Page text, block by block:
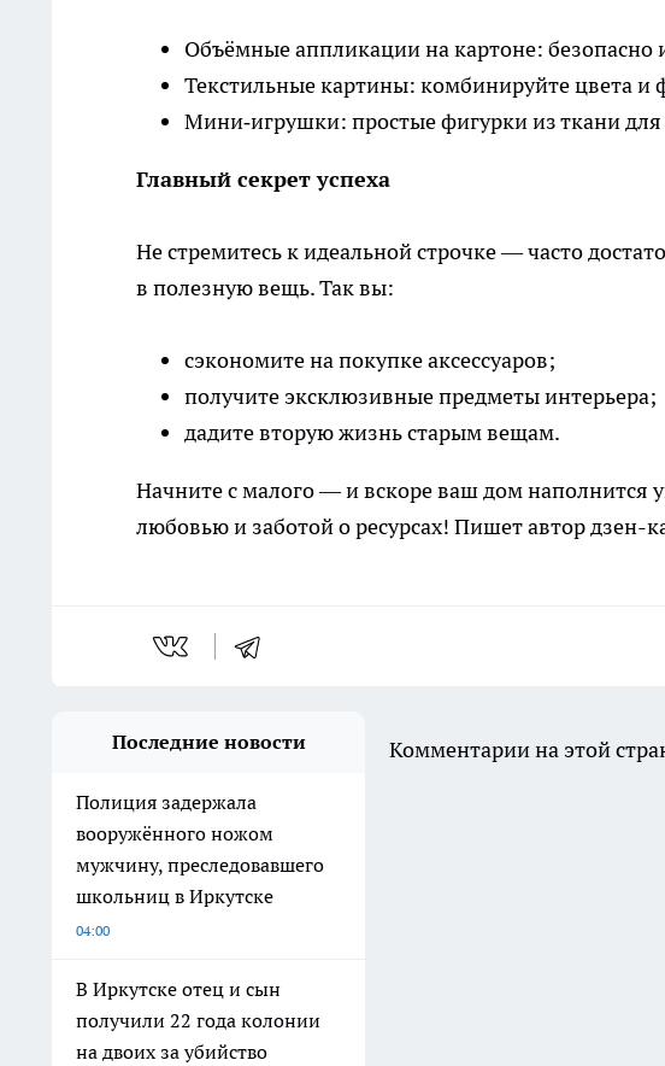
Объёмные аппликации на картоне: безопасно
Текстильные картины: комбинируйте цвета
Мини‑игрушки: простые фигурки из ткани
Главный секрет успеха
Не стремитесь к идеальной строчке — часто
в полезную вещь. Так вы:
сэкономите на покупке аксессуаров;
получите эксклюзивные предметы интерьера;
дадите вторую жизнь старым вещам.
Начните с малого — и вскоре ваш дом
любовью и заботой о ресурсах! Пишет автор дзен-
Последние новости
Полиция задержала
вооружённого ножом
мужчину, преследовавшего
школьниц в Иркутске
04:00
В Иркутске отец и сын
получили 22 года колонии
на двоих за убийство
Комментарии на этой